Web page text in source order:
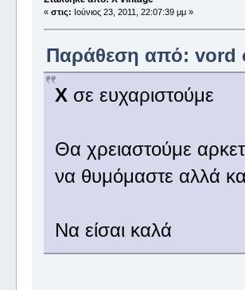
« στις: Ιούνιος 23, 2011, 22:07:39 μμ »
Παράθεση από: vord
X σε ευχαριστούμε
Θα χρειαστούμε
να θυμόμαστε αλλά
Να είσαι καλά